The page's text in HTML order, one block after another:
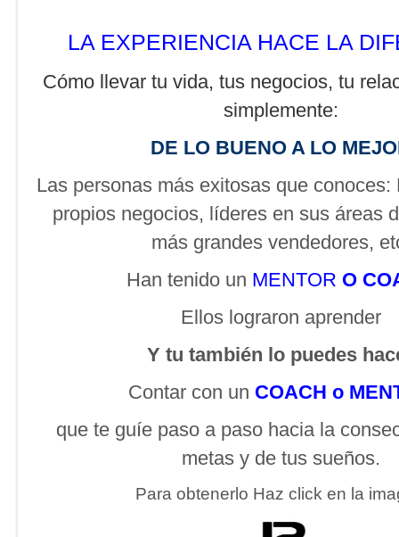
LA EXPERIENCIA HACE LA
Cómo llevar tu vida, tus negocios, tu
simplemente:
DE LO BUENO A LO
Las personas más exitosas que conoces:
propios negocios, líderes en sus áreas
más grandes vendedores,
Han tenido un MENTOR O
Ellos lograron aprender
Y tu también lo puedes
Contar con un COACH o
que te guíe paso a paso hacia la
metas y de tus sueños.
Para obtenerlo Haz click en la